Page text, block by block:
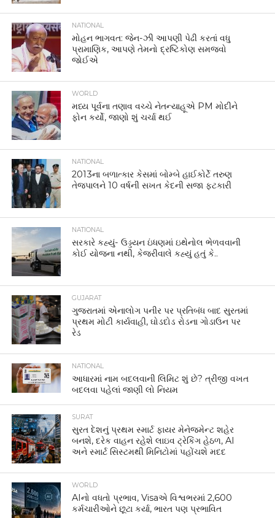
NATIONAL
મોહન ભાગવત: જેન-ઝી આપણી પેઢી કરતાં વધુ
પ્રામાણિક, આપણે તેમનો દ્રષ્ટિકોણ સમજવો
જોઈએ
WORLD
મધ્ય પૂર્વના તણાવ વચ્ચે નેતન્યાહૂએ PM મોદીને
ફોન કર્યો, જાણો શું ચર્ચા થઈ
NATIONAL
2013ના બળાત્કાર કેસમાં બોમ્બે હાઈકોર્ટે તરુણ
તેજપાલને 10 વર્ષની સખત કેદની સજા ફટકારી
NATIONAL
સરકારે કહ્યું- ઉડ્ડયન ઇંધણમાં ઇથેનોલ ભેળવવાની
કોઈ યોજના નથી, કેજરીવાલે કહ્યું હતું કે..
GUJARAT
ગુજરાતમાં એનાલોગ પનીર પર પ્રતિબંધ બાદ સુરતમાં
પ્રથમ મોટી કાર્યવાહી, ઘોડદોડ રોડના ગોડાઉન પર
રેડ
NATIONAL
આધારમાં નામ બદલવાની લિમિટ શું છે? ત્રીજી વખત
બદલવા પહેલાં જાણી લો નિયમ
SURAT
સુરત દેશનું પ્રથમ સ્માર્ટ ફાયર મેનેજમેન્ટ શહેર
બનશે, દરેક વાહન રહેશે લાઇવ ટ્રેકિંગ હેઠળ, AI
અને સ્માર્ટ સિસ્ટમથી મિનિટોમાં પહોંચશે મદદ
WORLD
AIનો વધતો પ્રભાવ, Visaએ વિશ્વભરમાં 2,600
કર્મચારીઓને છૂટા કર્યા, ભારત પણ પ્રભાવિત